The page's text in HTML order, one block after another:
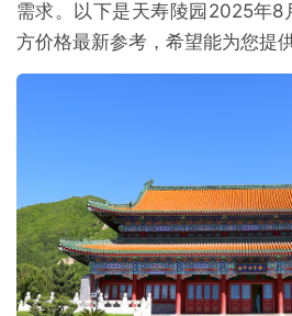
需求。以下是天寿陵园2025年8
方价格最新参考，希望能为您提